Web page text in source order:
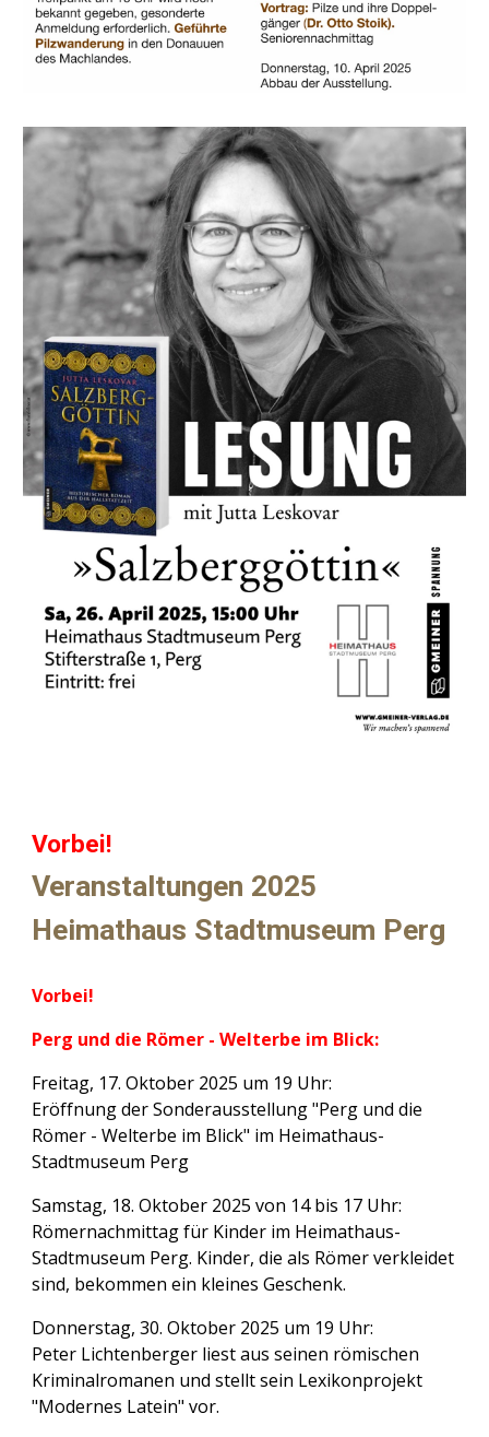
Vorbei!
Veranstaltungen 2025
Heimathaus Stadtmuseum Perg
Vorbei!
Perg und die Römer - Welterbe im Blick:
Freitag, 17. Oktober 2025 um 19 Uhr:
Eröffnung der Sonderausstellung "Perg und die
Römer - Welterbe im Blick" im Heimathaus-
Stadtmuseum Perg
Samstag, 18. Oktober 2025 von 14 bis 17 Uhr:
Römernachmittag für Kinder im Heimathaus-
Stadtmuseum Perg. Kinder, die als Römer verkleidet
sind, bekommen ein kleines Geschenk.
Donnerstag, 30. Oktober 2025 um 19 Uhr:
Peter Lichtenberger liest aus seinen römischen
Kriminalromanen und stellt sein Lexikonprojekt
"Modernes Latein" vor.